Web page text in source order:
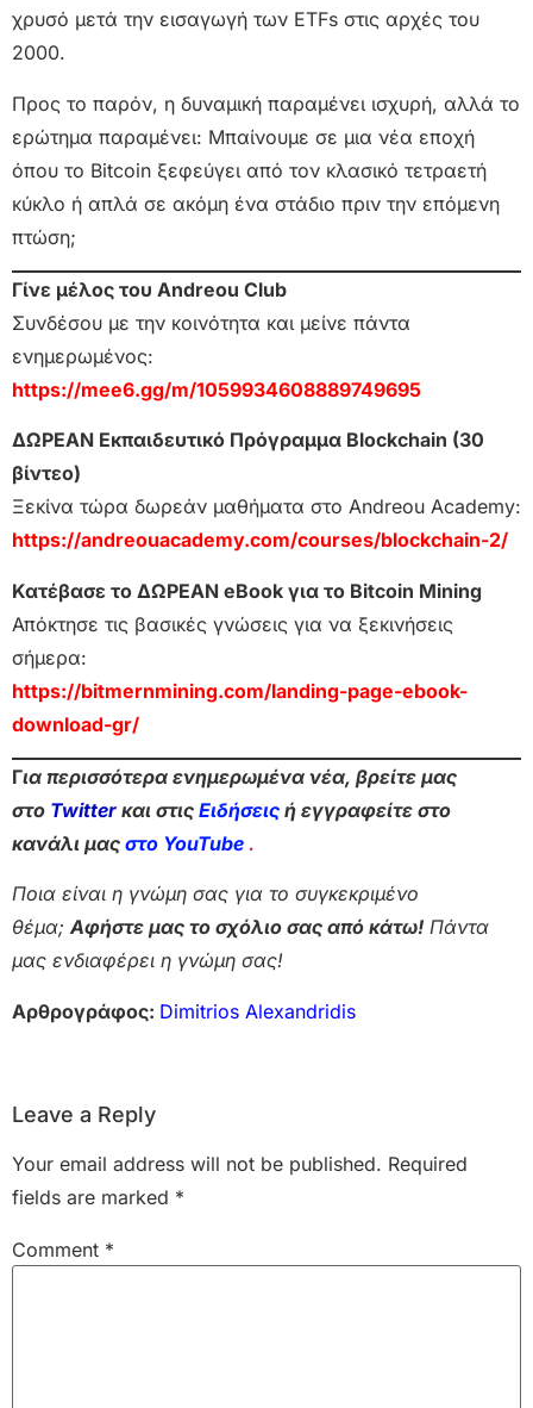
χρυσό μετά την εισαγωγή των ETFs στις αρχές του
2000.
Προς το παρόν, η δυναμική παραμένει ισχυρή, αλλά το
ερώτημα παραμένει: Μπαίνουμε σε μια νέα εποχή
όπου το Bitcoin ξεφεύγει από τον κλασικό τετραετή
κύκλο ή απλά σε ακόμη ένα στάδιο πριν την επόμενη
πτώση;
Γίνε μέλος του Andreou Club
Συνδέσου με την κοινότητα και μείνε πάντα
ενημερωμένος:
https://mee6.gg/m/1059934608889749695
ΔΩΡΕΑΝ Εκπαιδευτικό Πρόγραμμα Blockchain (30
βίντεο)
Ξεκίνα τώρα δωρεάν μαθήματα στο Andreou Academy:
https://andreouacademy.com/courses/blockchain-2/
Κατέβασε το ΔΩΡΕΑΝ eBook για το Bitcoin Mining
Απόκτησε τις βασικές γνώσεις για να ξεκινήσεις
σήμερα:
https://bitmernmining.com/landing-page-ebook-
download-gr/
Για περισσότερα ενημερωμένα νέα, βρείτε μας
στο Twitter και στις Ειδήσεις ή εγγραφείτε στο
κανάλι μας στο YouTube .
Ποια είναι η γνώμη σας για το συγκεκριμένο
θέμα;Αφήστε μας το σχόλιο σας από κάτω! Πάντα
μας ενδιαφέρει η γνώμη σας!
Αρθρογράφος: Dimitrios Alexandridis
Leave a Reply
Your email address will not be published. Required
fields are marked *
Comment *